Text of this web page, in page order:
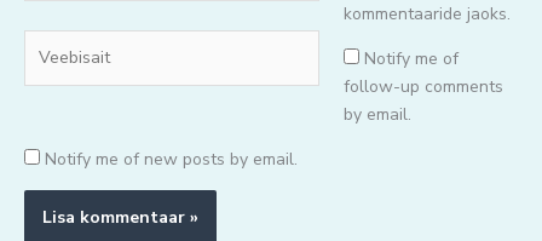
kommentaaride jaoks.
Notify me of
follow-up comments
by email.
Notify me of new posts by email.